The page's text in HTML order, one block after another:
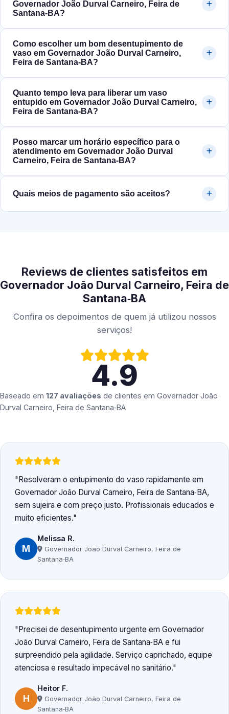
Governador João Durval Carneiro, Feira de
Santana‑BA?
Como escolher um bom desentupimento de
vaso em Governador João Durval Carneiro,
Feira de Santana‑BA?
Quanto tempo leva para liberar um vaso
entupido em Governador João Durval Carneiro,
Feira de Santana‑BA?
Posso marcar um horário específico para o
atendimento em Governador João Durval
Carneiro, Feira de Santana‑BA?
Quais meios de pagamento são aceitos?
Reviews de clientes satisfeitos em
Governador João Durval Carneiro, Feira de
Santana‑BA
Confira os depoimentos de quem já utilizou nossos
serviços!
4.9
Baseado em 127 avaliações de clientes em Governador João
Durval Carneiro, Feira de Santana‑BA
Resolveram o entupimento do vaso rapidamente em
Governador João Durval Carneiro, Feira de Santana‑BA,
sem sujeira e com preço justo. Profissionais educados e
muito eficientes.
M
Melissa R.
Governador João Durval Carneiro, Feira de
Santana‑BA
Precisei de desentupimento urgente em Governador
João Durval Carneiro, Feira de Santana‑BA e fui
surpreendido pela agilidade. Serviço caprichado, equipe
atenciosa e resultado impecável no sanitário.
H
Heitor F.
Governador João Durval Carneiro, Feira de
Santana‑BA